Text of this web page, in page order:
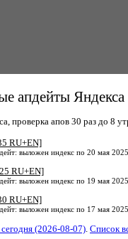
апдейты
проверка апов 30 раз до 8
RU+EN]
выложен индекс по 20 мая 2025
RU+EN]
выложен индекс по 19 мая 2025
RU+EN]
выложен индекс по 17 мая 2025
сегодня (2026-08-07) Список